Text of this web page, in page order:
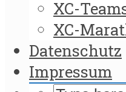
XC-
XC-
Datenschutz
Impressum